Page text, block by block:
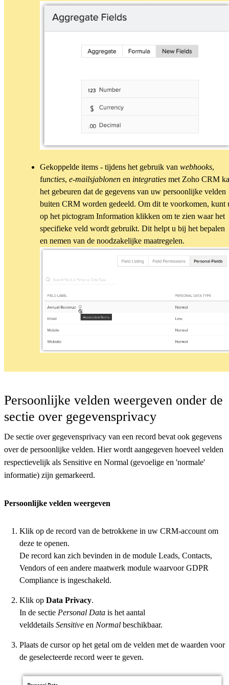
Gekoppelde items - tijdens het gebruik van webhooks,
functies, e-mailsjablonen en integraties met Zoho CRM
het gebeuren dat de gegevens van uw persoonlijke velden
buiten CRM worden gedeeld. Om dit te voorkomen, kunt
op het pictogram Information klikken om te zien waar het
specifieke veld wordt gebruikt. Dit helpt u bij het bepalen
en nemen van de noodzakelijke maatregelen.
Persoonlijke velden weergeven onder de
sectie over gegevensprivacy
De sectie over gegevensprivacy van een record bevat ook gegevens
over de persoonlijke velden. Hier wordt aangegeven hoeveel velden
respectievelijk als Sensitive en Normal (gevoelige en 'normale'
informatie) zijn gemarkeerd.
Persoonlijke velden weergeven
Klik op de record van de betrokkene in uw CRM-account om
deze te openen.
De record kan zich bevinden in de module Leads, Contacts,
Vendors of een andere maatwerk module waarvoor GDPR
Compliance is ingeschakeld.
Klik op Data Privacy.
In de sectie Personal Data is het aantal
velddetails Sensitive en Normal beschikbaar.
Plaats de cursor op het getal om de velden met de waarden voor
de geselecteerde record weer te geven.